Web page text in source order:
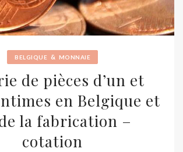
BELGIQUE & MONNAIE
de pièces d’un et
en Belgique et
la fabrication –
cotation